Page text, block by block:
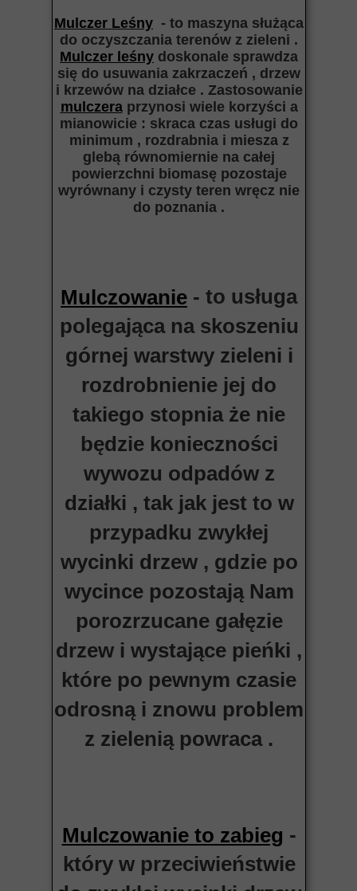
Mulczer Leśny - to maszyna służąca
do oczyszczania terenów z zieleni .
Mulczer leśny doskonale sprawdza
się do usuwania zakrzaczeń , drzew
i krzewów na działce . Zastosowanie
mulczeraprzynosi wiele korzyści a
mianowicie : skraca czas usługi do
minimum , rozdrabnia i miesza z
glebą równomiernie na całej
powierzchni biomasę pozostaje
wyrównany i czysty teren wręcz nie
do poznania .
Mulczowanie - to usługa
polegająca na skoszeniu
górnej warstwy zieleni i
rozdrobnienie jej do
takiego stopnia że nie
będzie konieczności
wywozu odpadów z
działki , tak jak jest to w
przypadku zwykłej
wycinki drzew , gdzie po
wycince pozostają Nam
porozrzucane gałęzie
drzew i wystające pieńki ,
które po pewnym czasie
odrosną i znowu problem
z zielenią powraca .
Mulczowanie to zabieg -
który w przeciwieństwie